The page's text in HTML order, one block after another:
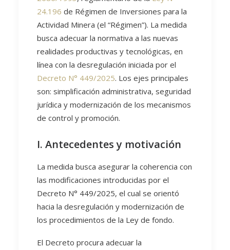
24.196 de Régimen de Inversiones para la
Actividad Minera (el “Régimen”). La medida
busca adecuar la normativa a las nuevas
realidades productivas y tecnológicas, en
línea con la desregulación iniciada por el
Decreto N° 449/2025. Los ejes principales
son: simplificación administrativa, seguridad
jurídica y modernización de los mecanismos
de control y promoción.
I. Antecedentes y motivación
La medida busca asegurar la coherencia con
las modificaciones introducidas por el
Decreto N° 449/2025, el cual se orientó
hacia la desregulación y modernización de
los procedimientos de la Ley de fondo.
El Decreto procura adecuar la